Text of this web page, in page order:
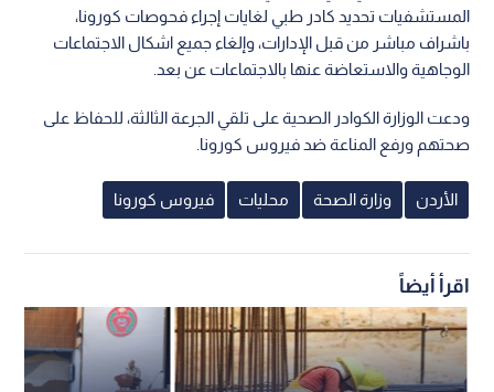
المستشفيات تحديد كادر طبي لغايات إجراء فحوصات كورونا،
باشراف مباشر من قبل الإدارات، وإلغاء جميع اشكال الاجتماعات
الوجاهية والاستعاضة عنها بالاجتماعات عن بعد.
ودعت الوزارة الكوادر الصحية على تلقي الجرعة الثالثة، للحفاظ على
صحتهم ورفع المناعة ضد فيروس كورونا.
الأردن وزارة الصحة محليات فيروس كورونا
اقرأ أيضاً